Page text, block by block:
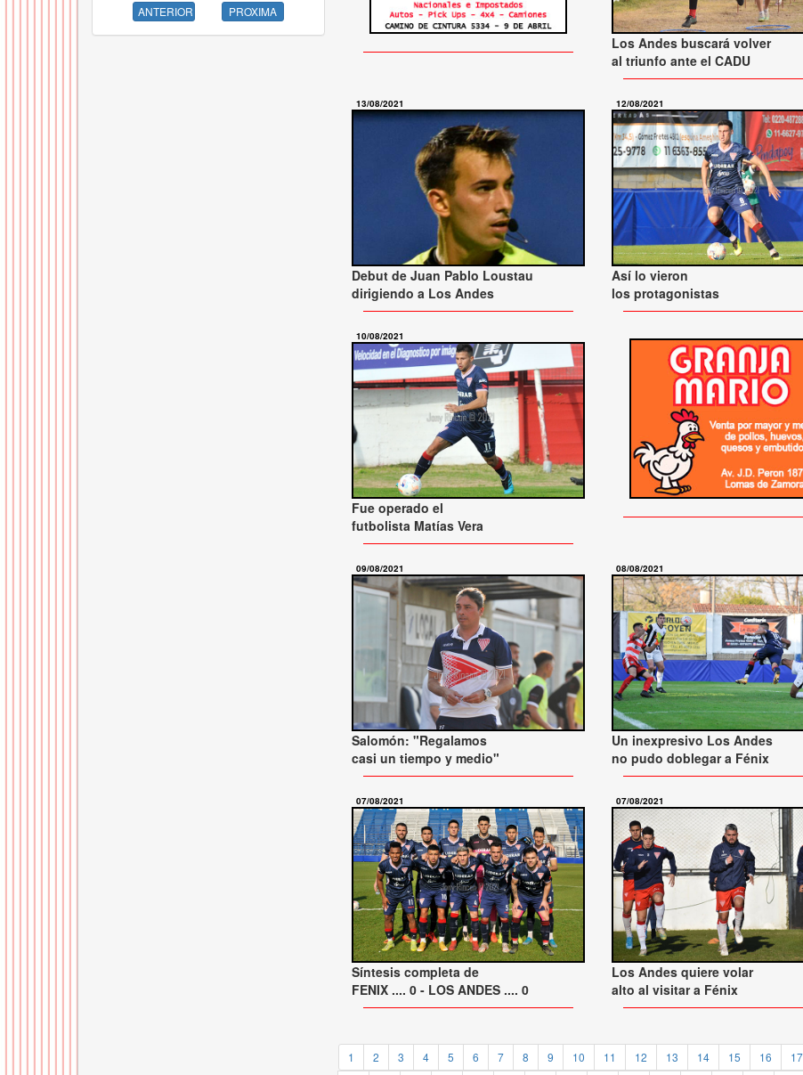
ANTERIOR PROXIMA
Los Andes buscará volver
al triunfo ante el CADU
13/08/2021
Debut de Juan Pablo Loustau
dirigiendo a Los Andes
12/08/2021
Así lo vieron
los protagonistas
10/08/2021
Fue operado el
futbolista Matías Vera
09/08/2021
Salomón: "Regalamos
casi un tiempo y medio"
08/08/2021
Un inexpresivo Los Andes
no pudo doblegar a Fénix
07/08/2021
Síntesis completa de
FENIX .... 0 - LOS ANDES .... 0
07/08/2021
Los Andes quiere volar
alto al visitar a Fénix
1 2 3 4 5 6 7 8 9 10 11 12 13 14 15 16 17